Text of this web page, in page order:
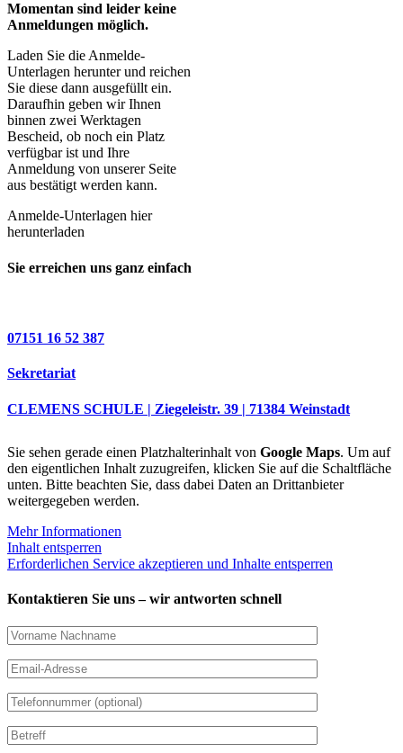
Momentan sind leider keine
Anmeldungen möglich.
Laden Sie die Anmelde-
Unterlagen herunter und reichen
Sie diese dann ausgefüllt ein.
Daraufhin geben wir Ihnen
binnen zwei Werktagen
Bescheid, ob noch ein Platz
verfügbar ist und Ihre
Anmeldung von unserer Seite
aus bestätigt werden kann.
Anmelde-Unterlagen hier
herunterladen
Sie erreichen uns ganz einfach
07151 16 52 387
Sekretariat
CLEMENS SCHULE | Ziegeleistr. 39 | 71384 Weinstadt
Sie sehen gerade einen Platzhalterinhalt von Google Maps. Um auf
den eigentlichen Inhalt zuzugreifen, klicken Sie auf die Schaltfläche
unten. Bitte beachten Sie, dass dabei Daten an Drittanbieter
weitergegeben werden.
Mehr Informationen
Inhalt entsperren
Erforderlichen Service akzeptieren und Inhalte entsperren
Kontaktieren Sie uns – wir antworten schnell